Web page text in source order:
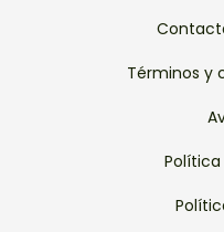
Términos y